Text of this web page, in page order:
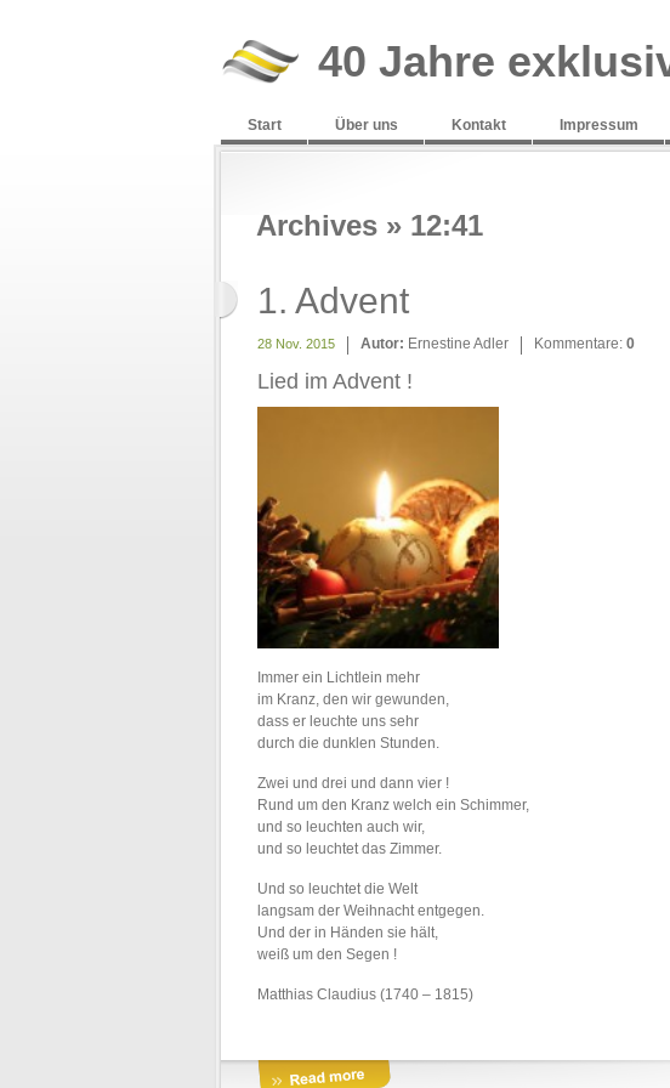
40 Jahre
Start Über uns Kontakt Impressum
Archives » 12:41
1. Advent
28 Nov. 2015 Autor: Ernestine Adler Kommentare: 0
Lied im Advent !
Immer ein Lichtlein mehr
im Kranz, den wir gewunden,
dass er leuchte uns sehr
durch die dunklen Stunden.
Zwei und drei und dann vier !
Rund um den Kranz welch ein Schimmer,
und so leuchten auch wir,
und so leuchtet das Zimmer.
Und so leuchtet die Welt
langsam der Weihnacht entgegen.
Und der in Händen sie hält,
weiß um den Segen !
Matthias Claudius (1740 – 1815)